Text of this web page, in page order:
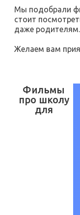
Мы подобрали
стоит
даже родителям.
Желаем вам
Фильмы
про школу
для